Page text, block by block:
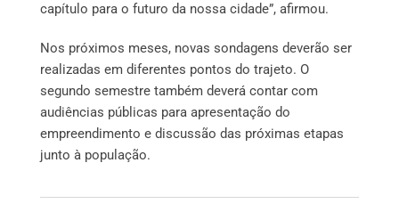
capítulo para o futuro da nossa cidade”, afirmou.
Nos próximos meses, novas sondagens deverão ser
realizadas em diferentes pontos do trajeto. O
segundo semestre também deverá contar com
audiências públicas para apresentação do
empreendimento e discussão das próximas etapas
junto à população.